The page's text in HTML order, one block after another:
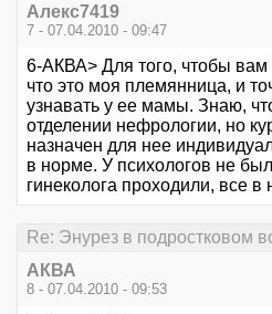
Алекс7419
7 - 07.04.2010 - 09:47
6-АКВА> Для того, чтобы вам
что это моя племянница, и
узнавать у ее мамы. Знаю,
отделении нефрологии, но
назначен для нее
в норме. У психологов не
гинеколога проходили, все в
Re: Энурез в подростковом
АКВА
8 - 07.04.2010 - 09:53